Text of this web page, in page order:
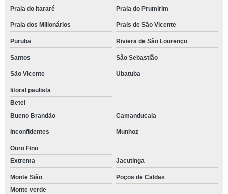
Praia do Itararé Praia do Prumirim
Praia dos Milionários Prais de São Vicente
Puruba Riviera de São Lourenço
Santos São Sebastião
São Vicente Ubatuba
litoral paulista
Betel
Bueno Brandão
Camanducaia
Inconfidentes Munhoz
Ouro Fino
Extrema
Jacutinga
Monte Sião
Poços de Caldas
Monte verde